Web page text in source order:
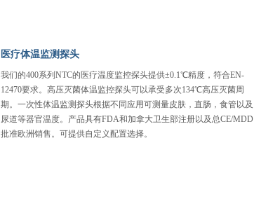
医疗体温监测探头
我们的400系列NTC的医疗温度监控探头提供±0.1℃精度，符合EN-
12470要求。高压灭菌体温监控探头可以承受多次134℃高压灭菌周
期。一次性体温监测探头根据不同应用可测量皮肤，直肠，食管以及
尿道等器官温度。产品具有FDA和加拿大卫生部注册以及总CE/MDD
批准欧洲销售。可提供自定义配置选择。